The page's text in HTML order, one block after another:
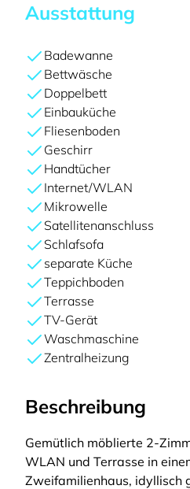
Ausstattung
Badewanne
Bettwäsche
Doppelbett
Einbauküche
Fliesenboden
Geschirr
Handtücher
Internet/WLAN
Mikrowelle
Satellitenanschluss
Schlafsofa
separate Küche
Teppichboden
Terrasse
TV-Gerät
Waschmaschine
Zentralheizung
Beschreibung
Gemütlich möblierte 2-
WLAN und Terrasse in
Zweifamilienhaus, idyllisch